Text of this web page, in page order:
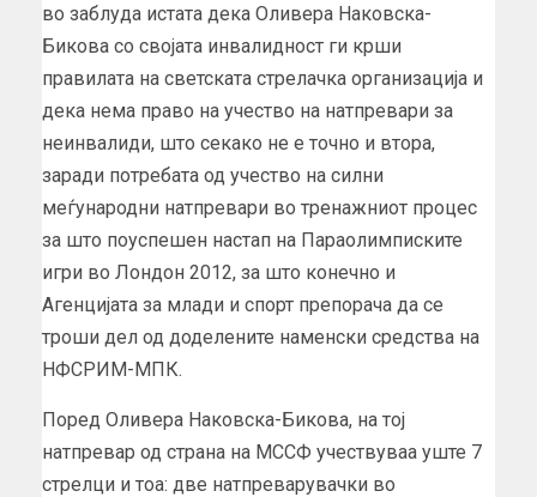
во заблуда истата дека Оливера Наковска-
Бикова со својата инвалидност ги крши
правилата на светската стрелачка организација и
дека нема право на учество на натпревари за
неинвалиди, што секако не е точно и втора,
заради потребата од учество на силни
меѓународни натпревари во тренажниот процес
за што поуспешен настап на Параолимписките
игри во Лондон 2012, за што конечно и
Агенцијата за млади и спорт препорача да се
троши дел од доделените наменски средства на
НФСРИМ-МПК.
Поред Оливера Наковска-Бикова, на тој
натпревар од страна на МССФ учествуваа уште 7
стрелци и тоа: две натпреварувачки во